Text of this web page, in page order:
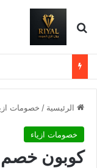
بحث عن
الرئيسية / خصومات
خصومات ازياء
كوبون خصم